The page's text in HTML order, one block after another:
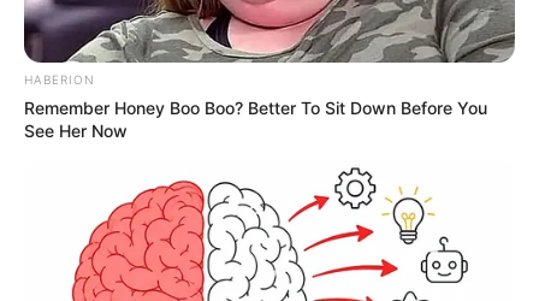
HABERION
Remember Honey Boo Boo? Better To Sit Down Before You
See Her Now